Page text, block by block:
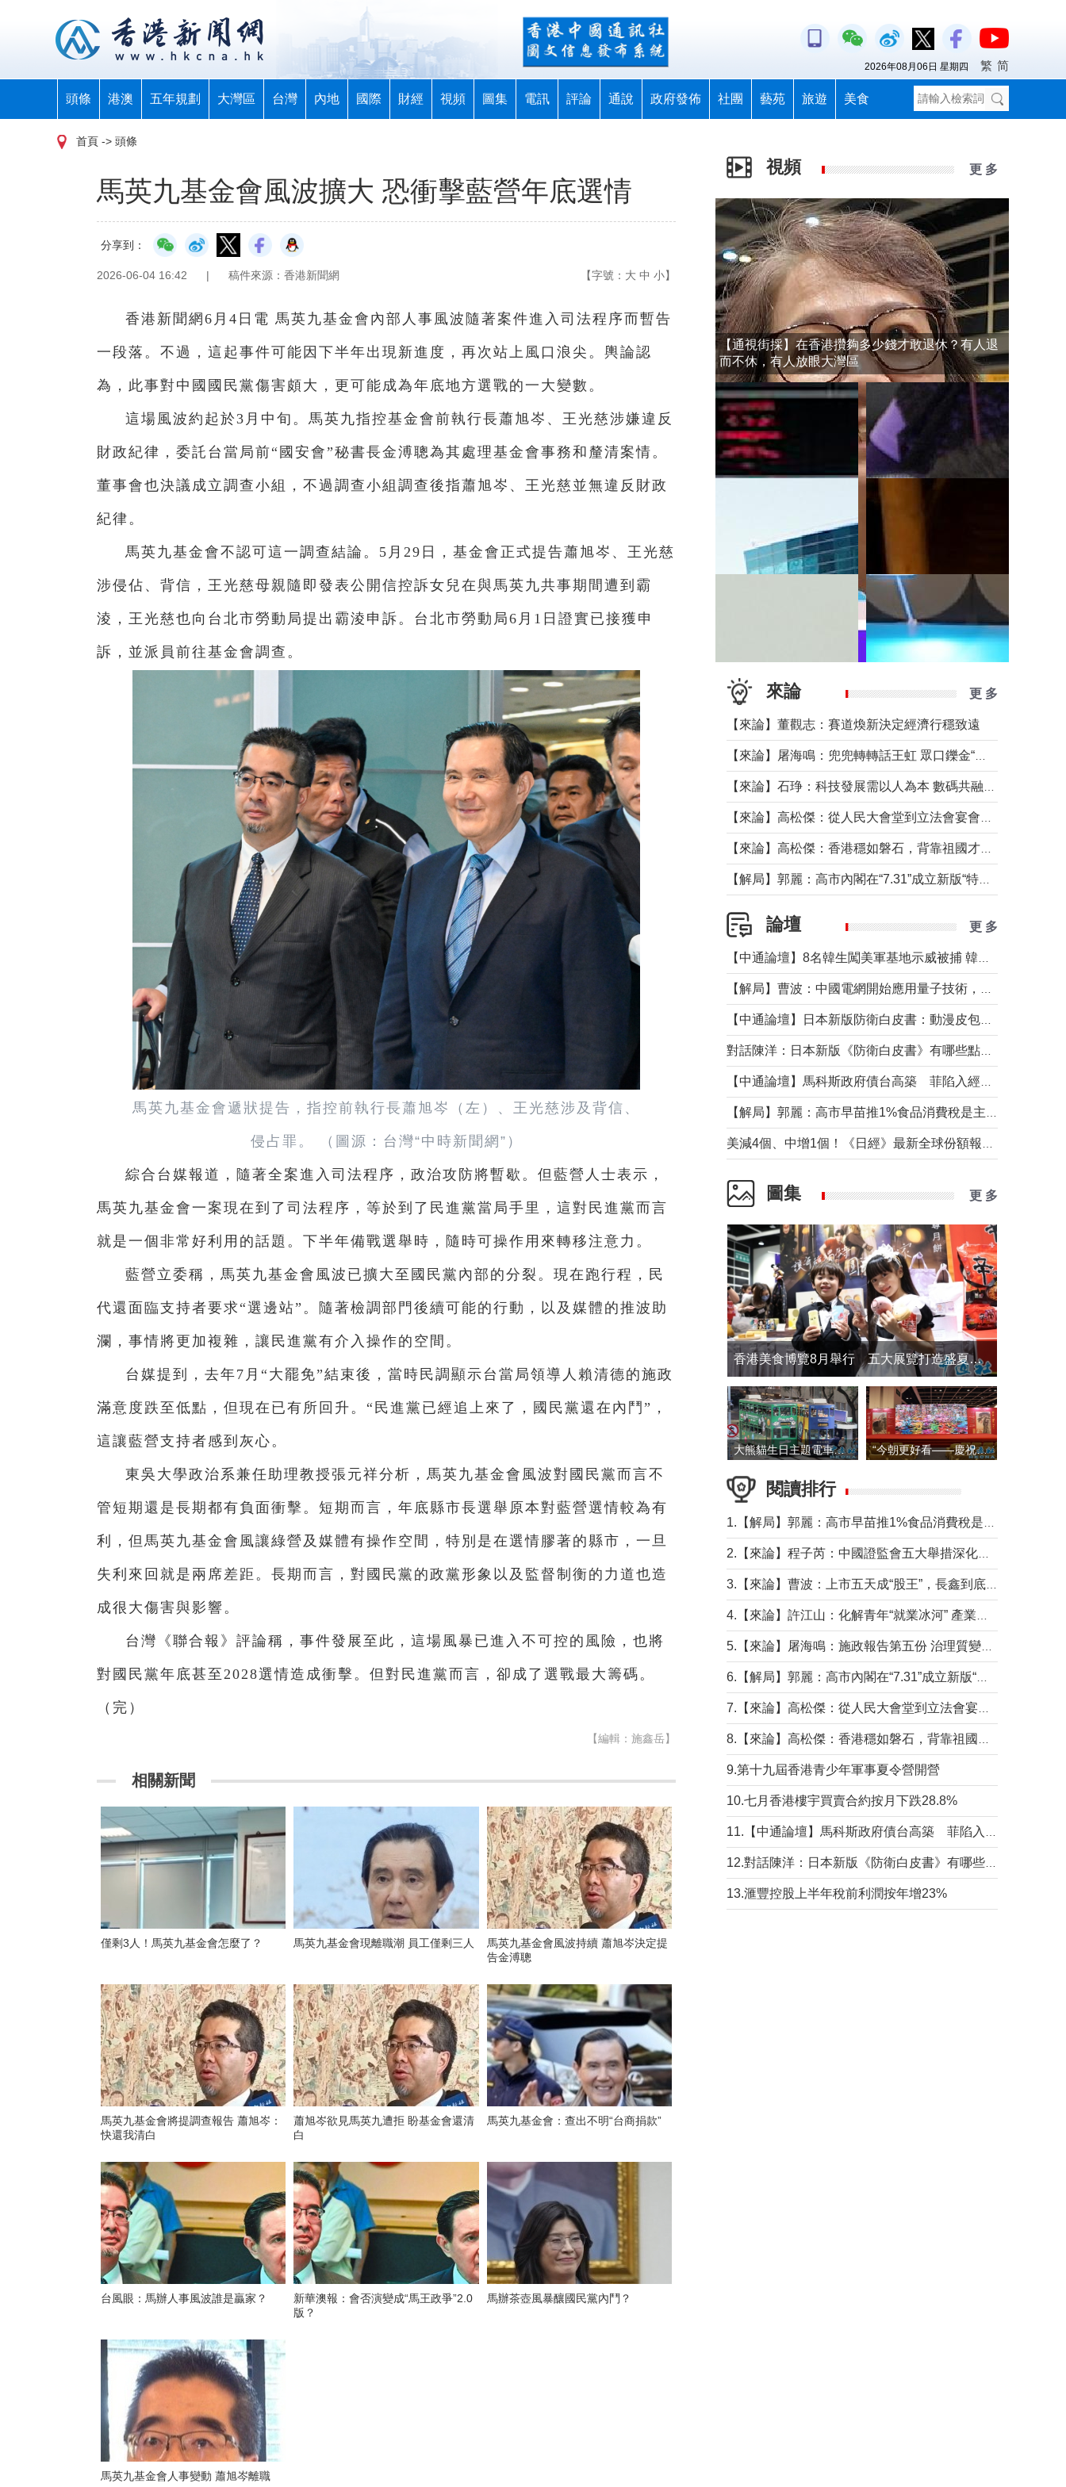
頭條 港澳 五年規劃 大灣區 台灣 內地 國際 財經 視頻 圖集 電訊 評論 通說 政府發佈 社團 藝苑 旅遊 美食
2026年08月06日 星期四 繁 简
首頁 -> 頭條
馬英九基金會風波擴大 恐衝擊藍營年底選情
分享到：
2026-06-04 16:42 | 稿件來源：香港新聞網 【字號： 大 中 小】
香港新聞網6月4日電 馬英九基金會內部人事風波隨著案件進入司法程序而暫告
一段落。不過，這起事件可能因下半年出現新進度，再次站上風口浪尖。輿論認
為，此事對中國國民黨傷害頗大，更可能成為年底地方選戰的一大變數。
這場風波約起於3月中旬。馬英九指控基金會前執行長蕭旭岑、王光慈涉嫌違反
財政紀律，委託台當局前“國安會”秘書長金溥聰為其處理基金會事務和釐清案情。
董事會也決議成立調查小組，不過調查小組調查後指蕭旭岑、王光慈並無違反財政
紀律。
馬英九基金會不認可這一調查結論。5月29日，基金會正式提告蕭旭岑、王光慈
涉侵佔、背信，王光慈母親隨即發表公開信控訴女兒在與馬英九共事期間遭到霸
淩，王光慈也向台北市勞動局提出霸淩申訴。台北市勞動局6月1日證實已接獲申
訴，並派員前往基金會調查。
馬英九基金會遞狀提告，指控前執行長蕭旭岑（左）、王光慈涉及背信、
侵占罪。 （圖源：台灣“中時新聞網”）
綜合台媒報道，隨著全案進入司法程序，政治攻防將暫歇。但藍營人士表示，
馬英九基金會一案現在到了司法程序，等於到了民進黨當局手里，這對民進黨而言
就是一個非常好利用的話題。下半年備戰選舉時，隨時可操作用來轉移注意力。
藍營立委稱，馬英九基金會風波已擴大至國民黨內部的分裂。現在跑行程，民
代還面臨支持者要求“選邊站”。隨著檢調部門後續可能的行動，以及媒體的推波助
瀾，事情將更加複雜，讓民進黨有介入操作的空間。
台媒提到，去年7月“大罷免”結束後，當時民調顯示台當局領導人賴清德的施政
滿意度跌至低點，但現在已有所回升。“民進黨已經追上來了，國民黨還在內鬥”，
這讓藍營支持者感到灰心。
東吳大學政治系兼任助理教授張元祥分析，馬英九基金會風波對國民黨而言不
管短期還是長期都有負面衝擊。短期而言，年底縣市長選舉原本對藍營選情較為有
利，但馬英九基金會風讓綠營及媒體有操作空間，特別是在選情膠著的縣市，一旦
失利來回就是兩席差距。長期而言，對國民黨的政黨形象以及監督制衡的力道也造
成很大傷害與影響。
台灣《聯合報》評論稱，事件發展至此，這場風暴已進入不可控的風險，也將
對國民黨年底甚至2028選情造成衝擊。但對民進黨而言，卻成了選戰最大籌碼。
（完）
【編輯：施鑫岳】
相關新聞
僅剩3人！馬英九基金會怎麼了？ 馬英九基金會現離職潮 員工僅剩三人
馬英九基金會風波持續 蕭旭岑決定提
告金溥聰
馬英九基金會將提調查報告 蕭旭岑：
快還我清白
蕭旭岑欲見馬英九遭拒 盼基金會還清
白
馬英九基金會：查出不明“台商捐款”
台風眼：馬辦人事風波誰是贏家？
新華澳報：會否演變成“馬王政爭”2.0
版？
馬辦茶壺風暴釀國民黨內鬥？
馬英九基金會人事變動 蕭旭岑離職
視頻 更 多
【通視街採】在香港攢夠多少錢才敢退休？有人退
而不休，有人放眼大灣區
來論 更 多
【來論】董觀志：賽道煥新決定經濟行穩致遠
論壇 更 多
圖集 更 多
香港美食博覽8月舉行 五大展覽打造盛夏嘉年華
大熊貓生日主題電車在香港島行駛 “今朝更好看——慶祝中國共產黨成立105周年名家作品展”6日起舉行
閱讀排行
9.第十九屆香港青少年軍事夏令營開營
10.七月香港樓宇買賣合約按月下跌28.8%
13.滙豐控股上半年稅前利潤按年增23%